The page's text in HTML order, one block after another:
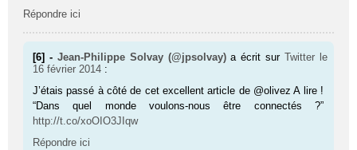
Répondre ici
[6] - Jean-Philippe Solvay (@jpsolvay) a écrit sur Twitter le
16 février 2014 :
J’étais passé à côté de cet excellent article de @olivez A lire !
“Dans quel monde voulons-nous être connectés ?”
http://t.co/xoOIO3JIqw
Répondre ici